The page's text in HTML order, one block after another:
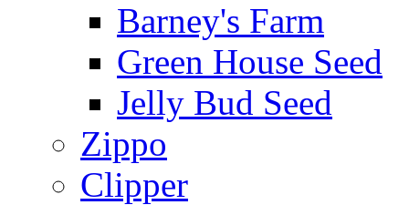
Barney's Farm
Green House Seed
Jelly Bud Seed
Zippo
Clipper